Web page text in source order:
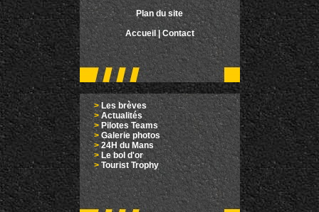
Plan du site
Accueil |Contact
>Les brèves
> Actualités
> Pilotes Teams
>Galerie photos
>24H du Mans
>Le bol d'or
> Tourist Trophy